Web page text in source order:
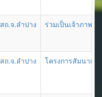
สถ.จ.ลำปาง ร่วมเป็นเจ้าภาพกั
สถ.จ.ลำปาง โครงการสัมนาเชิ